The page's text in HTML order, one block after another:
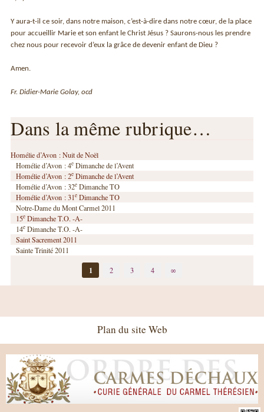
Y aura-t-il ce soir, dans notre maison, c’est-à-dire dans notre cœur, de la place
pour accueillir Marie et son enfant le Christ Jésus ? Saurons-nous les prendre
chez nous pour recevoir d’eux la grâce de devenir enfant de Dieu ?
Amen.
Fr. Didier-Marie Golay, ocd
Dans la même rubrique…
Homélie d’Avon : Nuit de Noël
Homélie d’Avon : 4e Dimanche de l’Avent
Homélie d’Avon : 2e Dimanche de l’Avent
Homélie d’Avon : 32e Dimanche TO
Homélie d’Avon : 31e Dimanche TO
Notre-Dame du Mont Carmel 2011
15e Dimanche T.O. -A-
14e Dimanche T.O. -A-
Saint Sacrement 2011
Sainte Trinité 2011
1 2 3 4 ∞
Plan du site Web